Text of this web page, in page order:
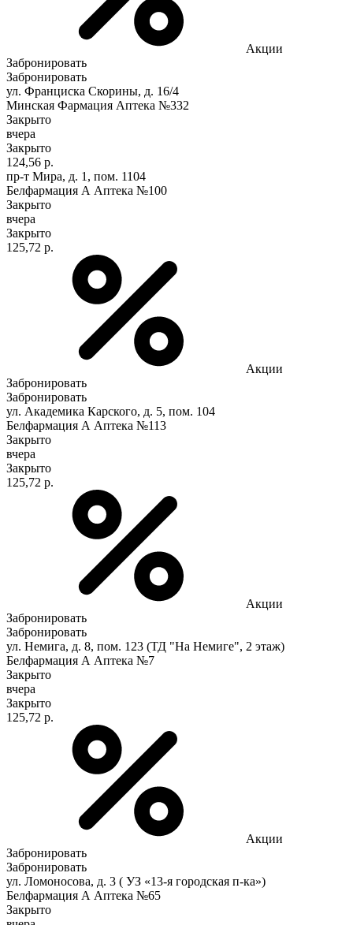
Акции
Забронировать
Забронировать
ул. Франциска Скорины, д. 16/4
Минская Фармация Аптека №332
Закрыто
вчера
Закрыто
124,56 р.
пр-т Мира, д. 1, пом. 1104
Белфармация А Аптека №100
Закрыто
вчера
Закрыто
125,72 р.
Акции
Забронировать
Забронировать
ул. Академика Карского, д. 5, пом. 104
Белфармация А Аптека №113
Закрыто
вчера
Закрыто
125,72 р.
Акции
Забронировать
Забронировать
ул. Немига, д. 8, пом. 123 (ТД "На Немиге", 2 этаж)
Белфармация А Аптека №7
Закрыто
вчера
Закрыто
125,72 р.
Акции
Забронировать
Забронировать
ул. Ломоносова, д. 3 ( УЗ «13-я городская п-ка»)
Белфармация А Аптека №65
Закрыто